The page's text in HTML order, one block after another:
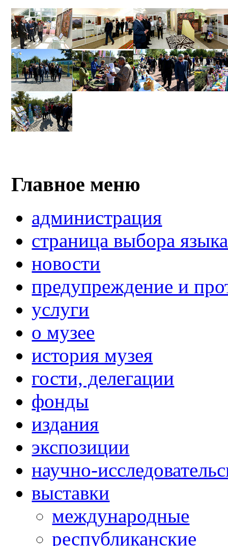
Главное меню
администрация
страница выбора языка
новости
предупреждение и
услуги
о музее
история музея
гости, делегации
фонды
издания
экспозиции
научно-
выставки
международные
республиканские